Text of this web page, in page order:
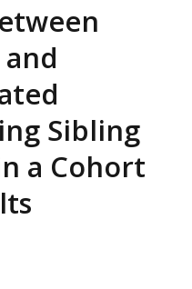
Sibling
a Cohort